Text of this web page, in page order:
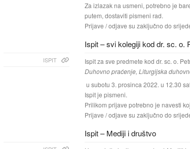
Za izlazak na usmeni, potrebno je
putem, dostaviti pismeni rad.
Prijave / odjave su zaključno do
Ispit – svi kolegiji kod dr. sc. o.
ISPIT Ispit za sve predmete kod dr. sc. o.
Duhovno praćenje, Liturgijska
u subotu 3. prosinca 2022. u 12.30
Ispit je pismeni.
Prilikom prijave potrebno je navesti
Prijave / odjave su zaključno do
Ispit – Mediji i društvo